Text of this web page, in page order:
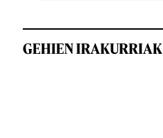
GEHIEN IRAKURRIAK